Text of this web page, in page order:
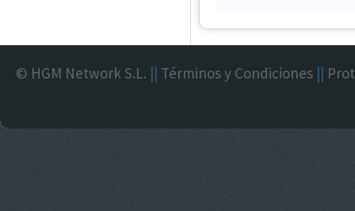
© HGM Network S.L. || Términos y Condiciones ||